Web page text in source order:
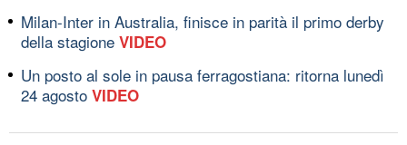
Milan-Inter in Australia, finisce in parità il primo derby
della stagione VIDEO
Un posto al sole in pausa ferragostiana: ritorna lunedì
24 agosto VIDEO